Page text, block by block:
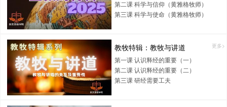
第二课 科学与信仰（黄雅格牧师）
第三课 科学与使命（黄雅格牧师）
教牧特辑：教牧与讲道 更多>
第一课 认识释经的重要（一）
第二课 认识释经的重要（二）
第三课 研经需要工夫